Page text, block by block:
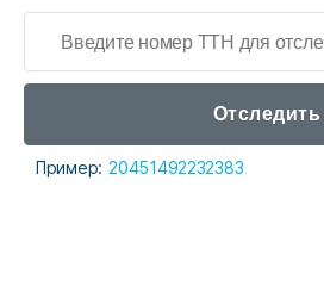
Отследить
Пример: 20451492232383